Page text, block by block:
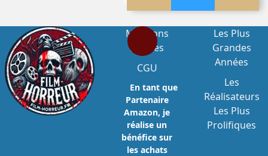
Mentions
Légales
CGU
En tant que
Partenaire
Amazon, je
réalise un
bénéfice sur
les achats
Les Plus
Grandes
Années
Les
Réalisateurs
Les Plus
Prolifiques